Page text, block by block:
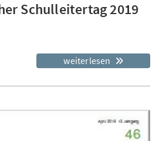
Schulleitertag 2019
weiterlesen